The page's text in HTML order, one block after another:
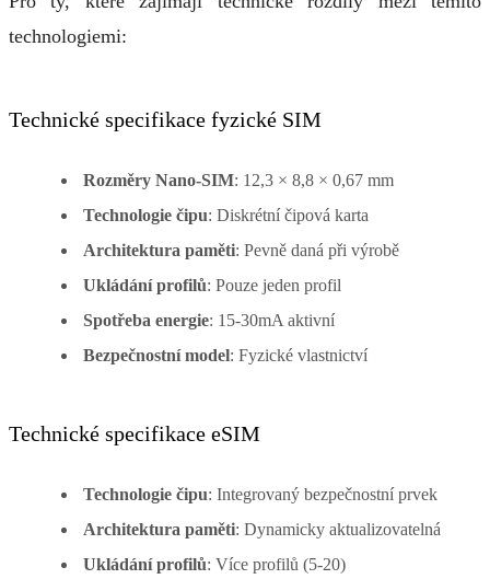
technologiemi:
Technické specifikace fyzické SIM
Rozměry Nano-SIM: 12,3 × 8,8 × 0,67 mm
Technologie čipu: Diskrétní čipová karta
Architektura paměti: Pevně daná při výrobě
Ukládání profilů: Pouze jeden profil
Spotřeba energie: 15-30mA aktivní
Bezpečnostní model: Fyzické vlastnictví
Technické specifikace eSIM
Technologie čipu: Integrovaný bezpečnostní prvek
Architektura paměti: Dynamicky aktualizovatelná
Ukládání profilů: Více profilů (5-20)